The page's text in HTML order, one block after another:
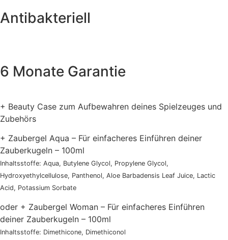
Antibakteriell
6 Monate Garantie
+ Beauty Case zum Aufbewahren deines Spielzeuges und
Zubehörs
+ Zaubergel Aqua – Für einfacheres Einführen deiner
Zauberkugeln – 100ml
Inhaltsstoffe: Aqua, Butylene Glycol, Propylene Glycol,
Hydroxyethylcellulose, Panthenol, Aloe Barbadensis Leaf Juice, Lactic
Acid, Potassium Sorbate
oder + Zaubergel Woman – Für einfacheres Einführen
deiner Zauberkugeln – 100ml
Inhaltsstoffe: Dimethicone, Dimethiconol